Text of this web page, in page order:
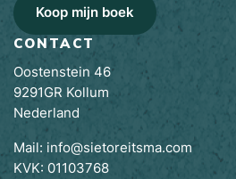
Koop mijn boek
CONTACT
Oostenstein 46
9291GR Kollum
Nederland
Mail: info@sietoreitsma.com
KVK: 01103768